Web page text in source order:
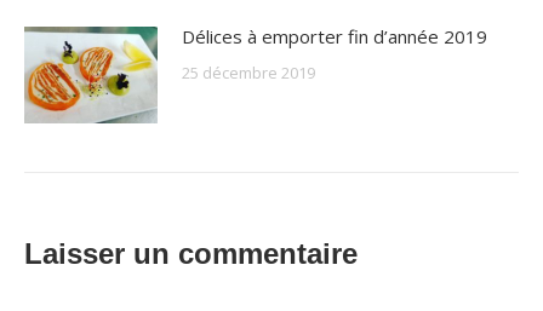
Délices à emporter fin d’année 2019
25 décembre 2019
Laisser un commentaire